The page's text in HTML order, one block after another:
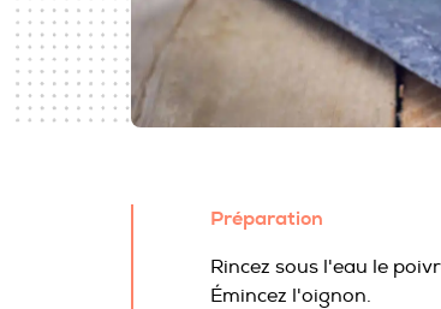
Préparation
Rincez sous l'eau le
Émincez l'oignon.